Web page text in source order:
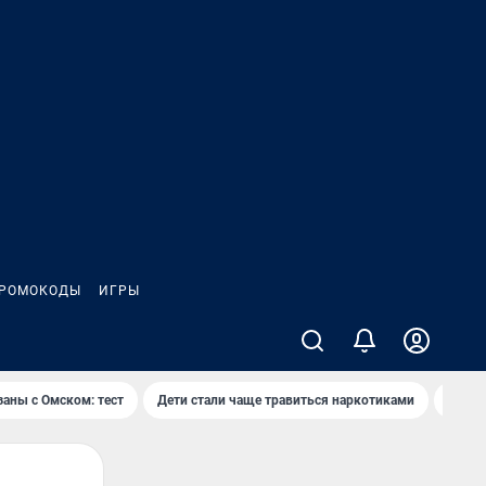
ИГРЫ
с Омском: тест Дети стали чаще травиться наркотиками